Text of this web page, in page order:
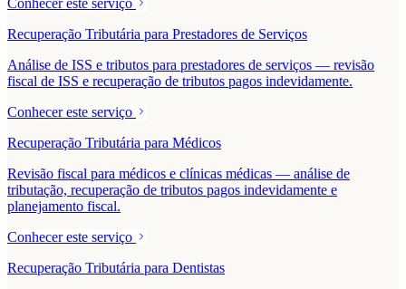
Conhecer este serviço
Recuperação Tributária para Prestadores de Serviços
Análise de ISS e tributos para prestadores de serviços — revisão
fiscal de ISS e recuperação de tributos pagos indevidamente.
Conhecer este serviço
Recuperação Tributária para Médicos
Revisão fiscal para médicos e clínicas médicas — análise de
tributação, recuperação de tributos pagos indevidamente e
planejamento fiscal.
Conhecer este serviço
Recuperação Tributária para Dentistas